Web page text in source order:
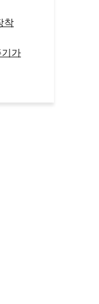
착
가